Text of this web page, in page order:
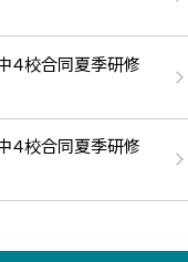
４校合同夏季研修
４校合同夏季研修